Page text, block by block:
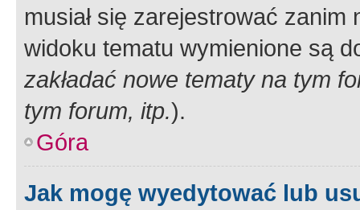
musiał się zarejestrować
widoku tematu wymienione są
zakładać nowe tematy na tym
tym forum, itp.).
Góra
Jak mogę wyedytować lub